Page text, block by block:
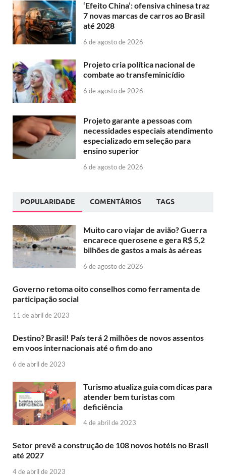
‘Efeito China’: ofensiva chinesa traz
7 novas marcas de carros ao Brasil
até 2028
6 de agosto de 2026
Projeto cria política nacional de
combate ao transfeminicídio
6 de agosto de 2026
Projeto garante a pessoas com
necessidades especiais atendimento
especializado em seleção para
ensino superior
6 de agosto de 2026
POPULARIDADE COMENTÁRIOS TAGS
Muito caro viajar de avião? Guerra
encarece querosene e gera R$ 5,2
bilhões de gastos a mais às aéreas
6 de agosto de 2026
Governo retoma oito conselhos como ferramenta de
participação social
11 de abril de 2023
Destino? Brasil! País terá 2 milhões de novos assentos
em voos internacionais até o fim do ano
6 de abril de 2023
Turismo atualiza guia com dicas para
atender bem turistas com
deficiência
4 de abril de 2023
Setor prevê a construção de 108 novos hotéis no Brasil
até 2027
4 de abril de 2023